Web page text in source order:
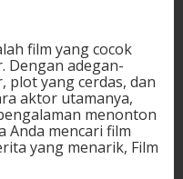
film yang cocok
Dengan adegan-
plot yang cerdas, dan
aktor utamanya,
menonton
Anda mencari film
yang menarik, Film